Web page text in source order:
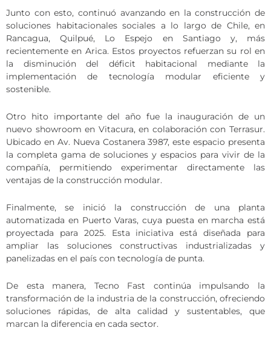
Junto con esto, continuó avanzando en la construcción de
soluciones habitacionales sociales a lo largo de Chile, en
Rancagua, Quilpué, Lo Espejo en Santiago y, más
recientemente en Arica. Estos proyectos refuerzan su rol en
la disminución del déficit habitacional mediante la
implementación de tecnología modular eficiente y
sostenible.
Otro hito importante del año fue la inauguración de un
nuevo showroom en Vitacura, en colaboración con Terrasur.
Ubicado en Av. Nueva Costanera 3987, este espacio presenta
la completa gama de soluciones y espacios para vivir de la
compañía, permitiendo experimentar directamente las
ventajas de la construcción modular.
Finalmente, se inició la construcción de una planta
automatizada en Puerto Varas, cuya puesta en marcha está
proyectada para 2025. Esta iniciativa está diseñada para
ampliar las soluciones constructivas industrializadas y
panelizadas en el país con tecnología de punta.
De esta manera, Tecno Fast continúa impulsando la
transformación de la industria de la construcción, ofreciendo
soluciones rápidas, de alta calidad y sustentables, que
marcan la diferencia en cada sector.